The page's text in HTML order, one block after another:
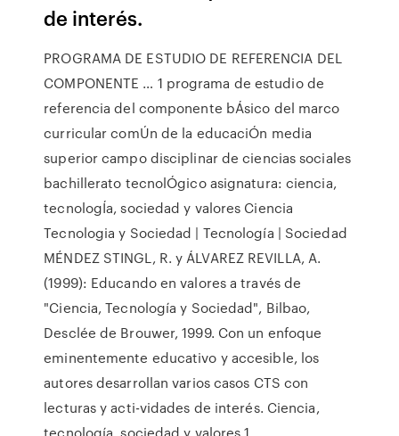
de interés.
PROGRAMA DE ESTUDIO DE REFERENCIA DEL
COMPONENTE … 1 programa de estudio de
referencia del componente bÁsico del marco
curricular comÚn de la educaciÓn media
superior campo disciplinar de ciencias sociales
bachillerato tecnolÓgico asignatura: ciencia,
tecnologÍa, sociedad y valores Ciencia
Tecnologia y Sociedad | Tecnología | Sociedad
MÉNDEZ STINGL, R. y ÁLVAREZ REVILLA, A.
(1999): Educando en valores a través de
"Ciencia, Tecnología y Sociedad", Bilbao,
Desclée de Brouwer, 1999. Con un enfoque
eminentemente educativo y accesible, los
autores desarrollan varios casos CTS con
lecturas y acti-vidades de interés. Ciencia,
tecnología, sociedad y valores 1